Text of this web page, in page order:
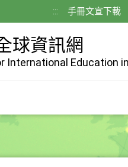
::: 手冊文宣下載
球資訊網
Education